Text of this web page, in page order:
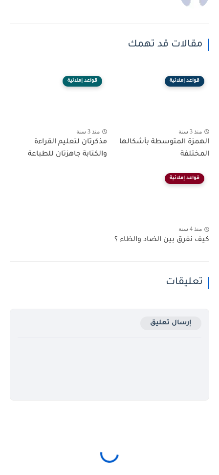
مقالات قد تهمك
قواعد إملائية
منذ 3 سنة
الهمزة المتوسطة بأشكالها
المختلفة
قواعد إملائية
منذ 3 سنة
مذكرتان لتعليم القراءة
والكتابة جاهزتان للطباعة
قواعد إملائية
منذ 4 سنة
كيف نفرق بين الضاد والظاء ؟
تعليقات
إرسال تعليق